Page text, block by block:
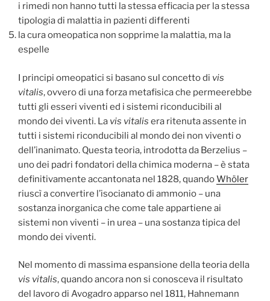
i rimedi non hanno tutti la stessa efficacia per la stessa
tipologia di malattia in pazienti differenti
la cura omeopatica non sopprime la malattia, ma la
espelle
I principi omeopatici si basano sul concetto di vis
vitalis, ovvero di una forza metafisica che permeerebbe
tutti gli esseri viventi ed i sistemi riconducibili al
mondo dei viventi. La vis vitalis era ritenuta assente in
tutti i sistemi riconducibili al mondo dei non viventi o
dell’inanimato. Questa teoria, introdotta da Berzelius –
uno dei padri fondatori della chimica moderna – è stata
definitivamente accantonata nel 1828, quandoWhöler
riuscì a convertire l’isocianato di ammonio – una
sostanza inorganica che come tale appartiene ai
sistemi non viventi – in urea – una sostanza tipica del
mondo dei viventi.
Nel momento di massima espansione della teoria della
vis vitalis, quando ancora non si conosceva il risultato
del lavoro di Avogadro apparso nel 1811, Hahnemann